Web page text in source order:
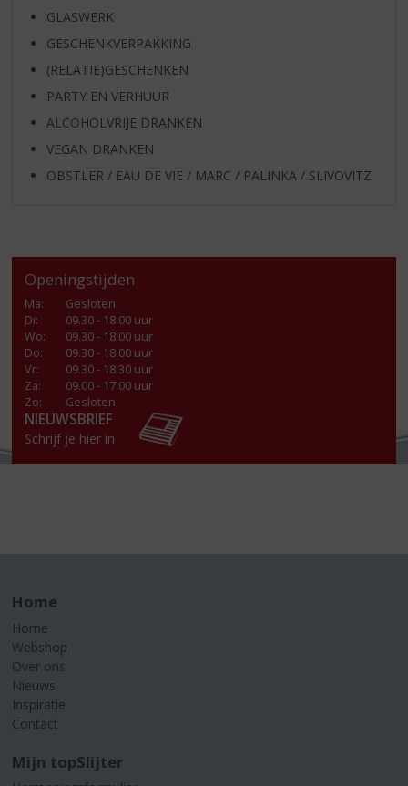
GLASWERK
GESCHENKVERPAKKING
(RELATIE)GESCHENKEN
PARTY EN VERHUUR
ALCOHOLVRIJE DRANKEN
VEGAN DRANKEN
OBSTLER / EAU DE VIE / MARC / PALINKA / SLIVOVITZ
Openingstijden
Ma:
Gesloten
Di:
09.30 - 18.00 uur
Wo:
09.30 - 18.00 uur
Do:
09.30 - 18.00 uur
Vr:
09.30 - 18.30 uur
Za:
09.00 - 17.00 uur
Zo:
Gesloten
NIEUWSBRIEF
Schrijf je hier in
Home
Home
Webshop
Over ons
Nieuws
Inspiratie
Contact
Mijn topSlijter